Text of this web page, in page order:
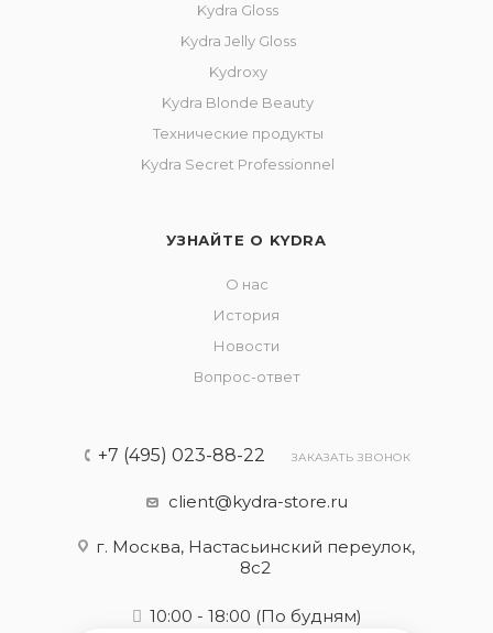
Kydra Gloss
Kydra Jelly Gloss
Kydroxy
Kydra Blonde Beauty
Технические продукты
Kydra Secret Professionnel
УЗНАЙТЕ О KYDRA
О нас
История
Новости
Вопрос-ответ
+7 (495) 023-88-22 ЗАКАЗАТЬ ЗВОНОК
client@kydra-store.ru
г. Москва, Настасьинский переулок,
8с2
10:00 - 18:00 (По будням)